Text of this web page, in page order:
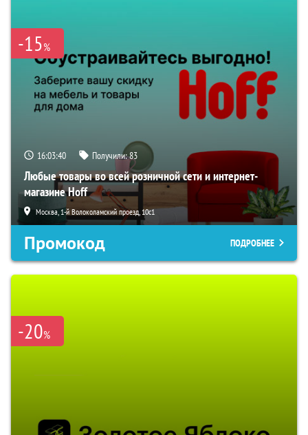
-15%
16:03:40 Получили:83
Любые товары во всей розничной сети и интернет-
магазине Hoff
Москва, 1-й Волоколамский проезд, 10с1
Промокод ПОДРОБНЕЕ
-20%